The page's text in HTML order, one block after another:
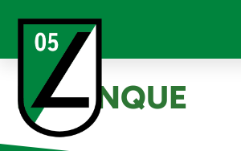
PÉTANQUE